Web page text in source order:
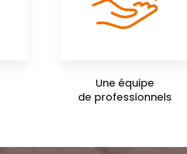
Une équipe
de professionnels